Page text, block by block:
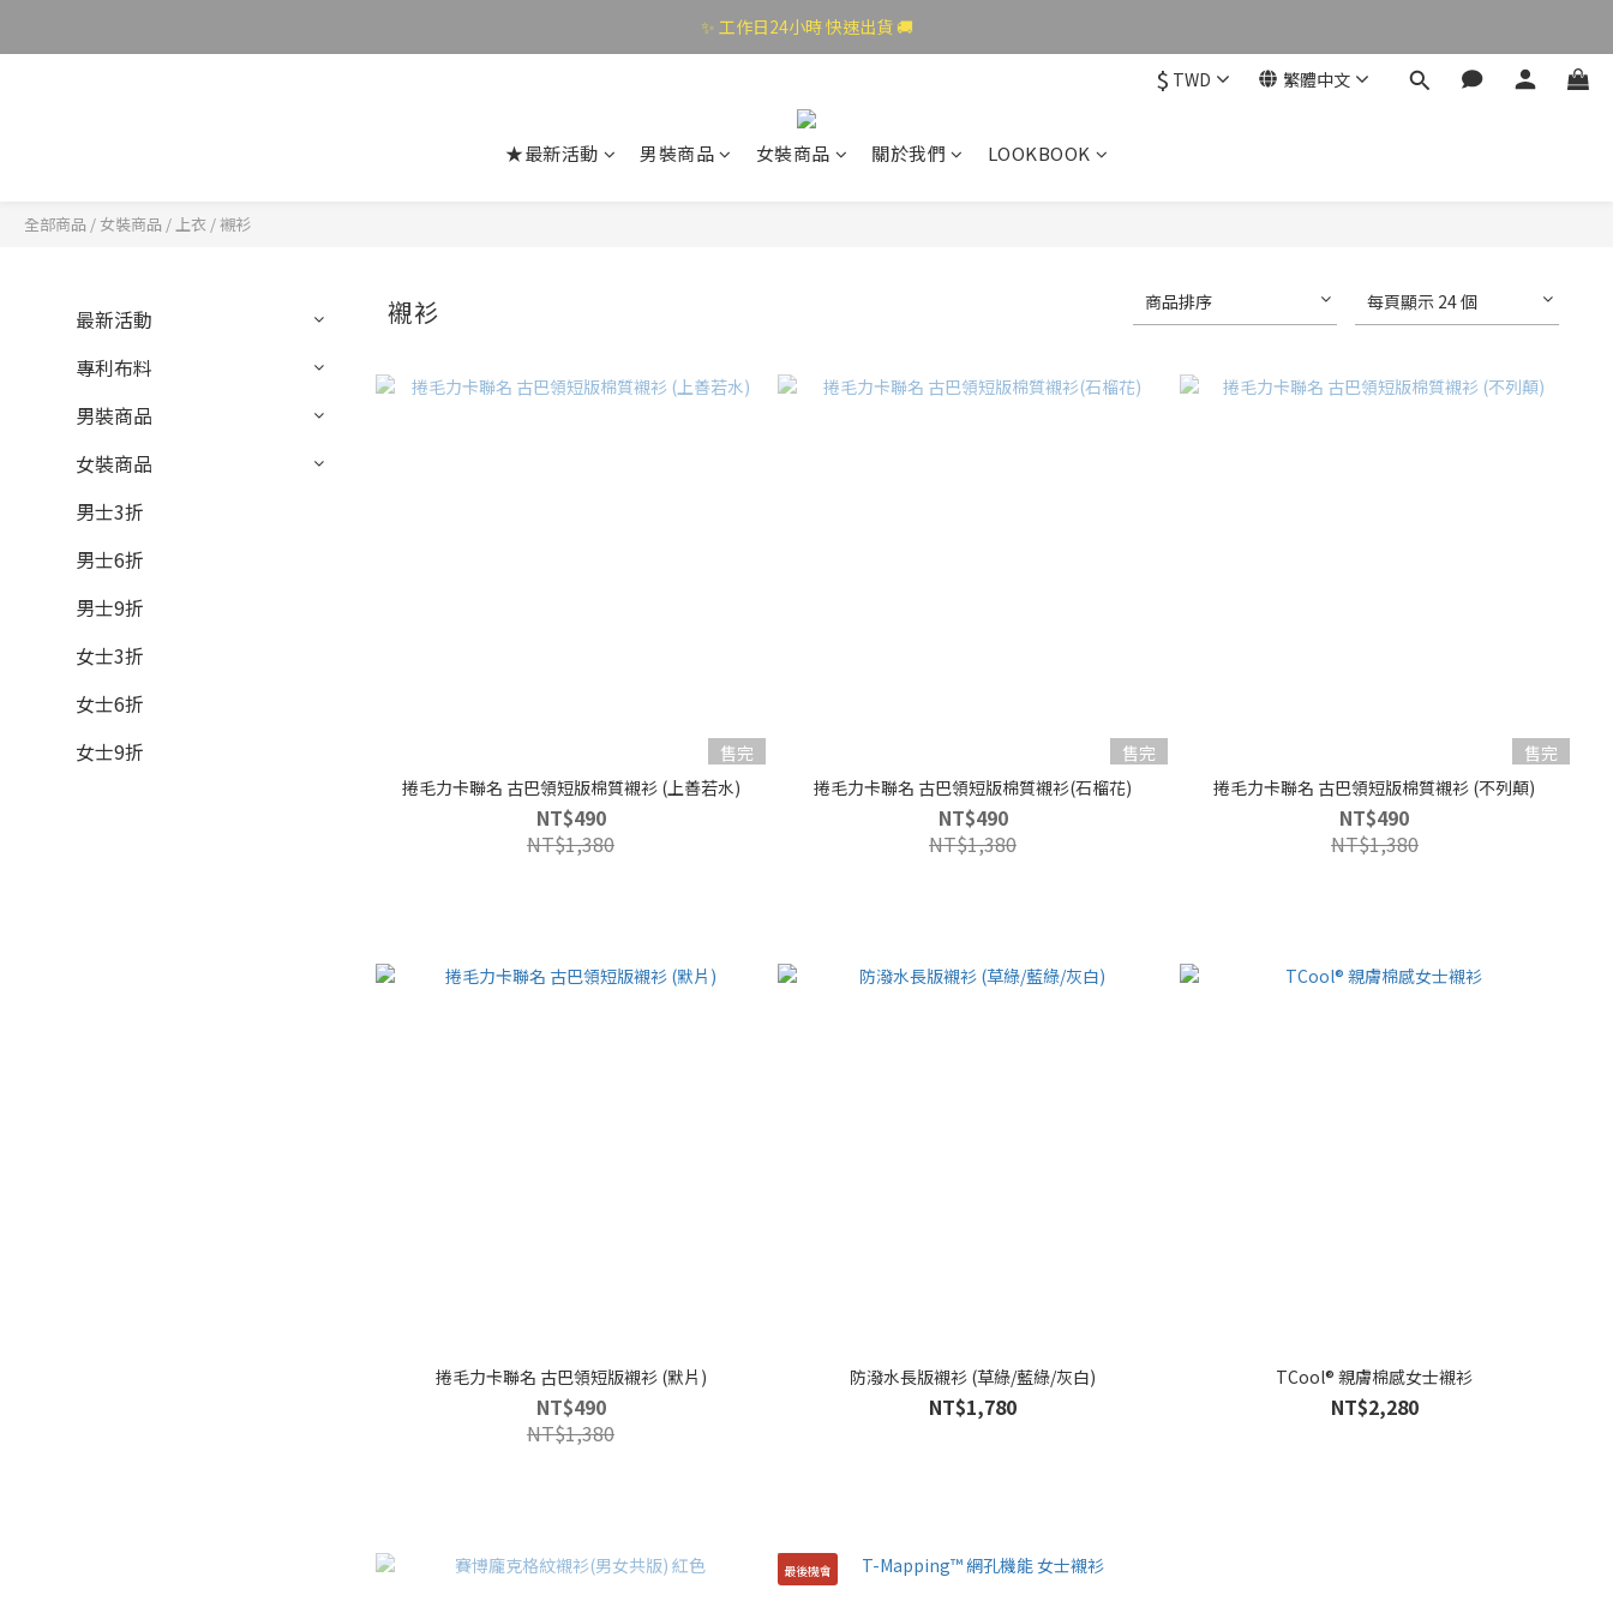
✨ 工作日24小時 快速出貨 🚚
$ TWD 繁體中文
★最新活動 男裝商品 女裝商品 關於我們 LOOKBOOK
全部商品 / 女裝商品 /上衣 /襯衫
最新活動
專利布料
男裝商品
女裝商品
男士3折
男士6折
男士9折
女士3折
女士6折
女士9折
襯衫 商品排序 每頁顯示 24 個
售完
捲毛力卡聯名 古巴領短版棉質襯衫 (上善若水)
NT$490
NT$1,380
售完
捲毛力卡聯名 古巴領短版棉質襯衫(石榴花)
NT$490
NT$1,380
售完
捲毛力卡聯名 古巴領短版棉質襯衫 (不列顛)
NT$490
NT$1,380
捲毛力卡聯名 古巴領短版襯衫 (默片)
NT$490
NT$1,380
防潑水長版襯衫 (草綠/藍綠/灰白)
NT$1,780
TCool® 親膚棉感女士襯衫
NT$2,280
最後機會